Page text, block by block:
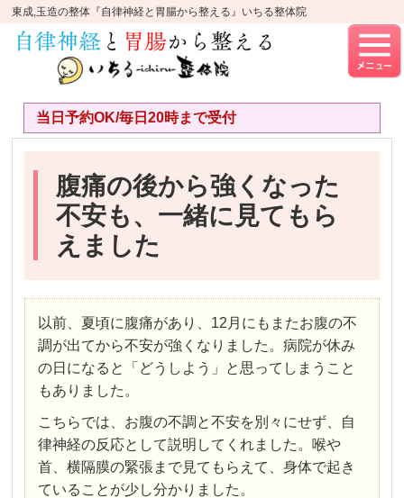
東成,玉造の整体『自律神経と胃腸から整える』いちる整体院
当日予約OK/毎日20時まで受付
腹痛の後から強くなった
不安も、一緒に見てもら
えました
以前、夏頃に腹痛があり、12月にもまたお腹の不
調が出てから不安が強くなりました。病院が休み
の日になると「どうしよう」と思ってしまうこと
もありました。
こちらでは、お腹の不調と不安を別々にせず、自
律神経の反応として説明してくれました。喉や
首、横隔膜の緊張まで見てもらえて、身体で起き
ていることが少し分かりました。